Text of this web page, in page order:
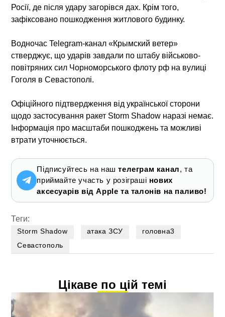
Росії, де після удару загорівся дах. Крім того,
зафіксовано пошкодження житлового будинку.
Водночас Telegram-канал «Крымский ветер»
стверджує, що ударів завдали по штабу військово-
повітряних сил Чорноморського флоту рф на вулиці
Гоголя в Севастополі.
Офіційного підтвердження від української сторони
щодо застосування ракет Storm Shadow наразі немає.
Інформація про масштаби пошкоджень та можливі
втрати уточнюється.
Підписуйтесь на наштелеграм канал, та
приймайте участь у розіграші нових
аксесуарів від Apple та талонів на паливо!
Теги:
Storm Shadow атака ЗСУ
головна3
Севастополь
Цікаве по цій темі